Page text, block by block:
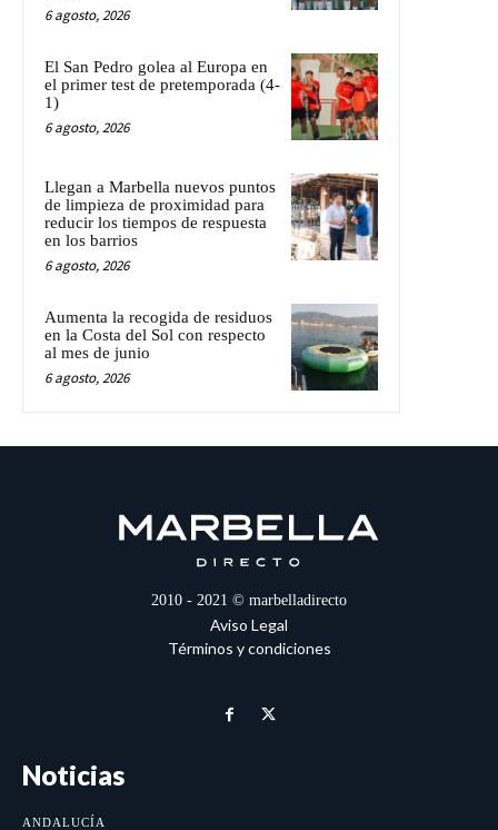
6 agosto, 2026
El San Pedro golea al Europa en
el primer test de pretemporada (4-
1)
6 agosto, 2026
Llegan a Marbella nuevos puntos
de limpieza de proximidad para
reducir los tiempos de respuesta
en los barrios
6 agosto, 2026
Aumenta la recogida de residuos
en la Costa del Sol con respecto
al mes de junio
6 agosto, 2026
2010 - 2021 © marbelladirecto
Aviso Legal
Términos y condiciones
Noticias
ANDALUCÍA